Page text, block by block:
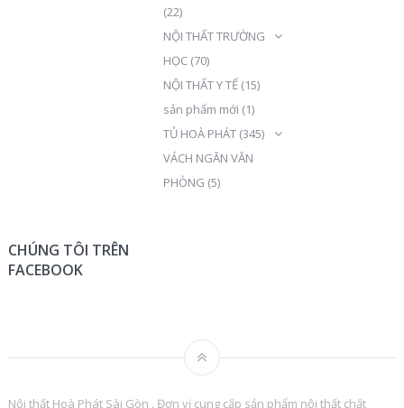
(22)
NỘI THẤT TRƯỜNG
HỌC (70)
NỘI THẤT Y TẾ (15)
sản phẩm mới (1)
TỦ HOÀ PHÁT (345)
VÁCH NGĂN VĂN
PHÒNG (5)
CHÚNG TÔI TRÊN
FACEBOOK
Nội thất Hoà Phát Sài Gòn . Đơn vị cung cấp sản phẩm nội thất chất